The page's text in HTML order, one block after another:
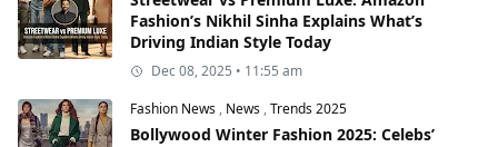
Fashion’s Nikhil Sinha Explains What’s
Driving Indian Style Today
Dec 08, 2025 • 11:55 am
Fashion News , News ,Trends 2025
Bollywood Winter Fashion 2025: Celebs’